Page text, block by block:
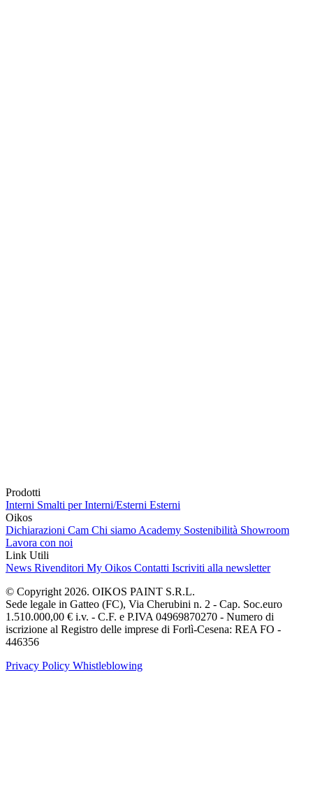
Prodotti
Interni Smalti per Interni/Esterni Esterni
Oikos
Dichiarazioni Cam Chi siamo Academy Sostenibilità Showroom
Lavora con noi
Link Utili
News Rivenditori My Oikos Contatti Iscriviti alla newsletter
© Copyright 2026. OIKOS PAINT S.R.L.
Sede legale in Gatteo (FC), Via Cherubini n. 2 - Cap. Soc.euro
1.510.000,00 € i.v. - C.F. e P.IVA 04969870270 - Numero di
iscrizione al Registro delle imprese di Forlì-Cesena: REA FO -
446356
Privacy Policy Whistleblowing